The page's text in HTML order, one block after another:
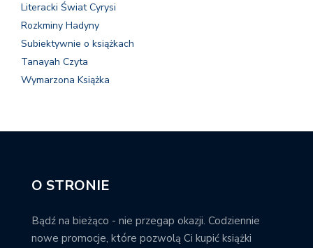
Literacki Świat Cyrysi
Rozkminy Hadyny
Subiektywnie o książkach
Tanayah Czyta
Wymarzona Książka
O STRONIE
Bądź na bieżąco - nie przegap okazji. Codziennie
nowe promocje, które pozwolą Ci kupić książki